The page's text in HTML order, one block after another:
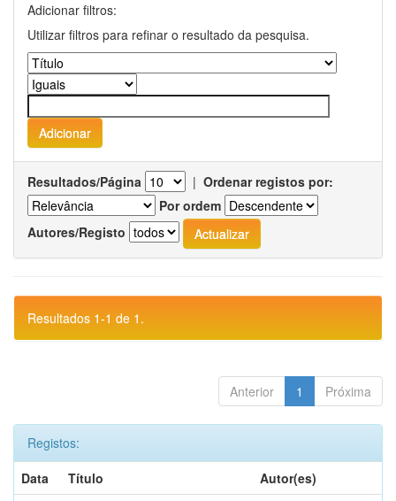
Adicionar filtros:
Utilizar filtros para refinar o resultado da pesquisa.
Resultados/Página | Ordenar registos por:
Por ordem
Autores/Registo
Resultados 1-1 de 1.
Anterior 1 Próxima
Registos:
Data
Título
Autor(es)